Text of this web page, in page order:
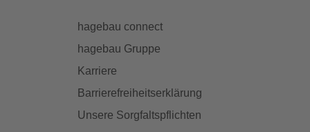
hagebau connect
hagebau Gruppe
Karriere
Barrierefreiheitserklärung
Unsere Sorgfaltspflichten